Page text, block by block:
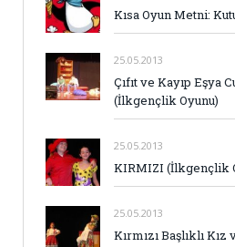
Kısa Oyun Metni:
25.05.2013
Çıfıt ve Kayıp Eşya
(İlkgençlik Oyunu)
25.05.2013
KIRMIZI (İlkgençlik
25.05.2013
Kırmızı Başlıklı